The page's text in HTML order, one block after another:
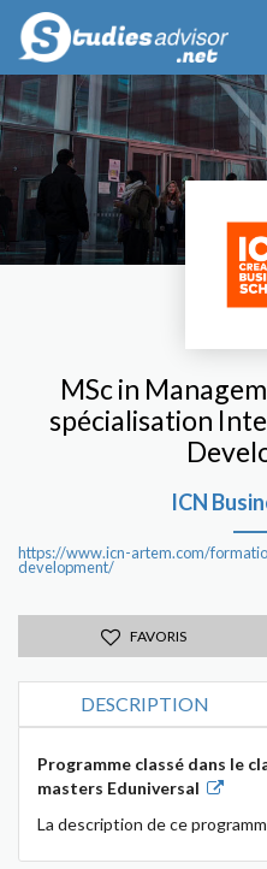
MSc in
spécialisation
ICN
https://www.icn-artem.com/
development/
FAVORIS
DESCRIPTION
Programme classé dans le
masters Eduniversal
La description de ce